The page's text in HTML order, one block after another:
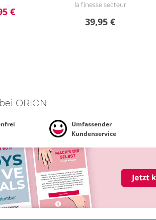
€
la finesse secteur
39,95 €
bei ORION
Umfassender
Kundenservice